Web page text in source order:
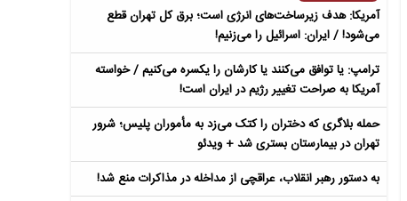
آمریکا: هدف زیرساخت‌های انرژی است؛ برق کل تهران قطع
می‌شود! / ایران: اسرائیل را می‌زنیم!
ترامپ: یا توافق می‌کنند یا کارشان را یکسره می‌کنیم / خواسته
آمریکا به صراحت تغییر رژیم در ایران است!
حمله بلاگری که دختران را کتک می‌زد به مأموران پلیس؛ شرور
تهران در بیمارستان بستری شد + ویدئو
به دستور رهبر انقلاب، عراقچی از مداخله در مذاکرات منع شد!